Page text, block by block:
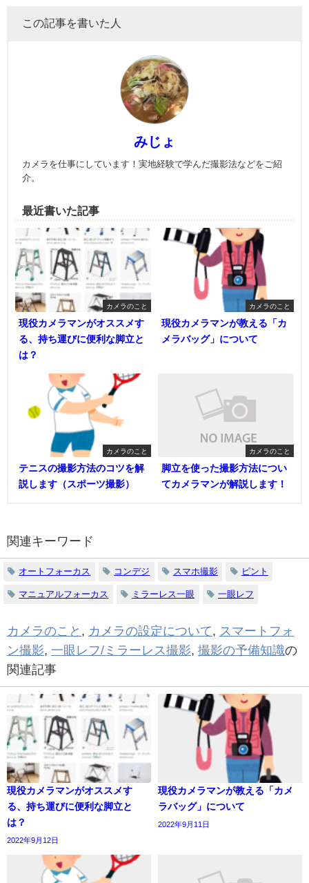
この記事を書いた人
みじょ
カメラを仕事にしています！実地経験で学んだ撮影法などをご紹
介。
最近書いた記事
カメラのこと
現役カメラマンがオススメす
る、持ち運びに便利な脚立と
は？
カメラのこと
現役カメラマンが教える「カ
メラバッグ」について
カメラのこと
テニスの撮影方法のコツを解
説します（スポーツ撮影）
カメラのこと
脚立を使った撮影方法につい
てカメラマンが解説します！
関連キーワード
オートフォーカス コンデジ スマホ撮影 ピント
マニュアルフォーカス ミラーレス一眼 一眼レフ
カメラのこと , カメラの設定について, スマートフォ
ン撮影, 一眼レフ/ミラーレス撮影, 撮影の予備知識の
関連記事
現役カメラマンがオススメす
る、持ち運びに便利な脚立と
は？
2022年9月12日
現役カメラマンが教える「カメ
ラバッグ」について
2022年9月11日